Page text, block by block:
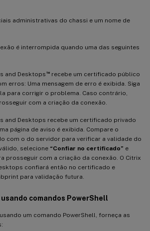
administrativas do chassi e um nome de
é interrompida quando uma das seguintes
and Desktops ™recebe um certificado público
erros: Uma mensagem de erro é exibida. Siga
para corrigir o problema. Caso contrário,
com a criação da conexão.
and Desktops recebe um certificado privado
página de aviso é exibida. Compare o
com o do servidor para verificar a validade do
selecione “Confiar no certificado” e
prosseguir com a criação da conexão. O Citrix
confiará então no certificado e
para validação futura.
comandos PowerShell
um comando PowerShell, forneça as